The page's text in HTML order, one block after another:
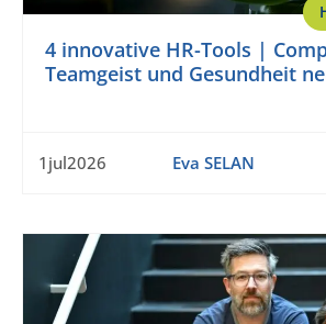
4 innovative HR-Tools |
Teamgeist und Gesundheit
1jul2026 Eva SELAN